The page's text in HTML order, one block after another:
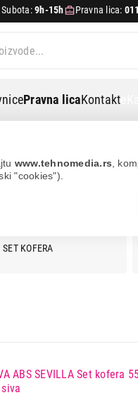
www.tehnomedia.rs ,
"cookies").
Subota:9h-15h Pravna lica:
Pravna licaKontakt
ZA
SET KOFERA